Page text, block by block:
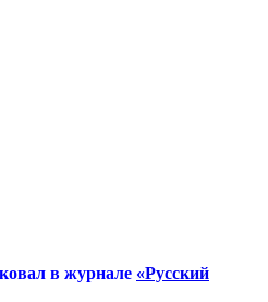
в журнале «Русский